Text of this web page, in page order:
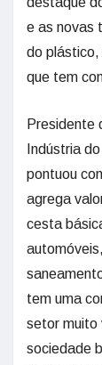
e as novas
do plástico,
que tem
Presidente
Indústria
pontuou
agrega
cesta
tem uma
setor muito
sociedade